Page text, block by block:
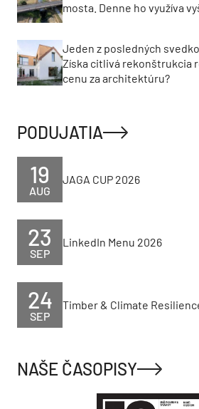
mosta. Denne ho využíva
Jeden z posledných
Získa citlivá rekonštrukcia
cenu za architektúru?
PODUJATIA
AUG
19 JAGA CUP 2026
SEP
23 LinkedIn Menu 2026
SEP
24 Timber & Climate
NAŠE ČASOPISY